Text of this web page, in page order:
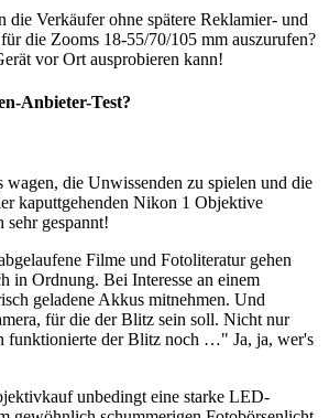
die Verkäufer ohne spätere Reklamier- und
die Zooms 18-55/70/105 mm auszurufen?
vor Ort ausprobieren kann!
Anbieter-Test?
wagen, die Unwissenden zu spielen und die
kaputtgehenden Nikon 1 Objektive
sehr gespannt!
Filme und Fotoliteratur gehen
in Ordnung. Bei Interesse an einem
geladene Akkus mitnehmen. Und
für die der Blitz sein soll. Nicht nur
funktionierte der Blitz noch …" Ja, ja, wer's
unbedingt eine starke LED-